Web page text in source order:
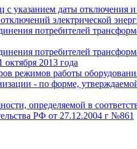
указанием даты
электрической
потребителей
потребителей
2013 года
режимов работы
- по форме,
определяемой в
РФ от 27.12.2004 г №861